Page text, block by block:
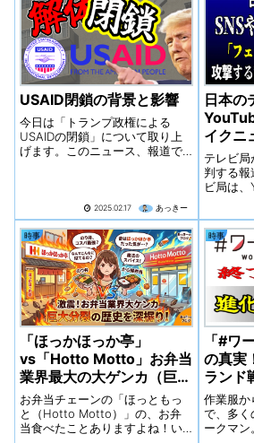
USAID閉鎖の背景と影響
今日は「トランプ政権による
USAIDの閉鎖」について取り上
げます。このニュース、報道で
たはどう思いますか？
2025.02.17 あっきー
日本の
イクニ
する報
況
テレビ
判する報
ビ局は、
報」で
います.
けたと
響力低
様子が
時事
「ほっかほっか亭」
vs「Hotto Motto」お弁当
業界最大の大ゲンカ（巨大
分裂騒動）
お弁当チェーンの「ほっともっ
と（Hotto Motto）」の、お弁
当食べたことありますよね！い
時事
「#ワ
の真実
ランド
作業服か
で、多く
ークマン